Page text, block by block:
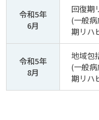
令和5年
6月
回復期
(一般
期リハ
令和5年
8月
地域包
(一般
期リハ